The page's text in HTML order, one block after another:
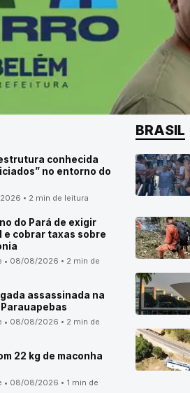
conhecida
no entorno do
• 2 min de leitura
do Pará de exigir
e cobrar taxas sobre
• 08/08/2026 • 2 min de
assassinada na
• 08/08/2026 • 2 min de
22 kg de maconha
• 08/08/2026 • 1 min de
BRASIL